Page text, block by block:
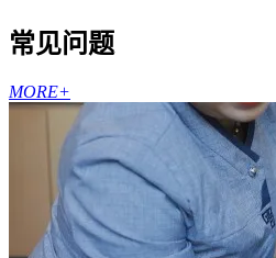
常见问题
MORE+